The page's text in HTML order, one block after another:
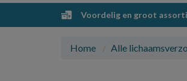
Voordelig en groot
Home Alle